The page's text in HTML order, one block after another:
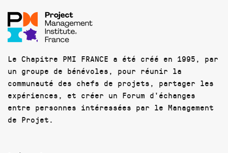
Le Chapitre PMI FRANCE a été créé en 1995, par
un groupe de bénévoles, pour réunir la
communauté des chefs de projets, partager les
expériences, et créer un Forum d'échanges
entre personnes intéressées par le Management
de Projet.